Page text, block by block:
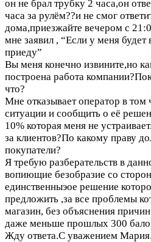
он не брал трубку 2 часа,он
часа за рулём??и не смог
дома,приезжайте вечером с
мне заявил , “Если у меня
приеду”
Вы меня конечно извините,но
построена работа
что?
Мне отказывает оператор в том
ситуации и сообщить о её
10% которая меня не
за клиентов?По какому праву
покупатели?
Я требую разберательств в
вопиющие безобразие со
единственныэое решение
предложить ,за все проблемы
магазин, без объяснения
даже меньше прошлых 300
Жду ответа.С уважением Мария.